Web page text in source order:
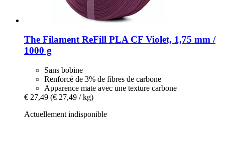
The FilamentReFill PLA CF Violet, 1,75 mm /
1000 g
Sans bobine
Renforcé de 3% de fibres de carbone
Apparence mate avec une texture carbone
€ 27,49 (€ 27,49 / kg)
Actuellement indisponible